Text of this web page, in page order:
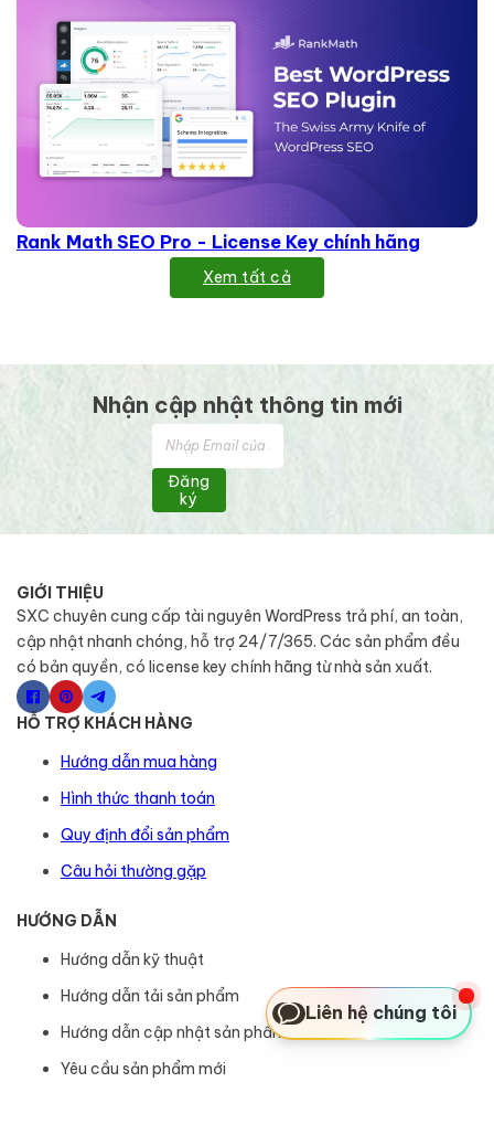
Rank Math SEO Pro - License Key chính hãng
Xem tất cả
Nhận cập nhật thông tin mới
Đăng
ký
GIỚI THIỆU
SXC chuyên cung cấp tài nguyên WordPress trả phí, an toàn,
cập nhật nhanh chóng, hỗ trợ 24/7/365. Các sản phẩm đều
có bản quyền, có license key chính hãng từ nhà sản xuất.
HỖ TRỢ KHÁCH HÀNG
Hướng dẫn mua hàng
Hình thức thanh toán
Quy định đổi sản phẩm
Câu hỏi thường gặp
HƯỚNG DẪN
Hướng dẫn kỹ thuật
Hướng dẫn tải sản phẩm
Hướng dẫn cập nhật sản phẩm
Yêu cầu sản phẩm mới
Liên hệ chúng tôi